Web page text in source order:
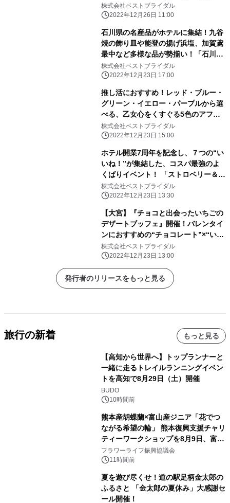
フェ 『STRINGS ジェリクルブッフ
ェ』期間限定開催
株式会社ベストブライダル
2022年12月26日 11:00
石川県の名産品がホテルに集結！九谷
焼の飾り皿や能登の揚げ浜塩、加賀鳶
最中など多様な品が勢揃い！「石川県
観光物産展 in STRINGS」開催
株式会社ベストブライダル
2022年12月23日 17:00
推し活におすすめ！レッド・ブルー・
グリーン・イエロー・パープルから選
べる、乙女心をくすぐる5色のアフタ
ヌーンティー！ 『プリンセス ティア
ラ アフタヌーンティー』期間限定販売
株式会社ベストブライダル
2022年12月23日 15:00
ホテル開業7周年を記念し、７つの“い
いね！”が集結した、コスパ最強のよ
くばりイベント！ 「ストロベリー＆チ
ョコレート スイーツブッフェ～恋する
パリ7区～」開催
株式会社ベストブライダル
2022年12月23日 13:30
【大宮】『チョコと出会ったいちごの
デザートブッフェ』開催！バレンタイ
ンにおすすめの“チョコレート”×“いち
ご”の最強コラボレーション
株式会社ベストブライダル
2022年12月23日 13:00
発行者のリリースをもっと見る
旅行の新着 もっと見る
【高知から世界へ】トップランナーと
一緒に走るトレイルランニングイベン
トを高知で8月29日（土）開催
BUDO
10時間前
熊本産胡蝶蘭×富山産ジニア「花でつ
ながる希望の輪」 熊本復興支援チャリ
ティーワークショップを8月9日、富
山・射水で開催
フラワーライフ振興協議会
11時間前
夏を遊び尽くせ！道の駅足柄金太郎の
ふるさと 「金太郎の夏休み」大感謝セ
ール開催！